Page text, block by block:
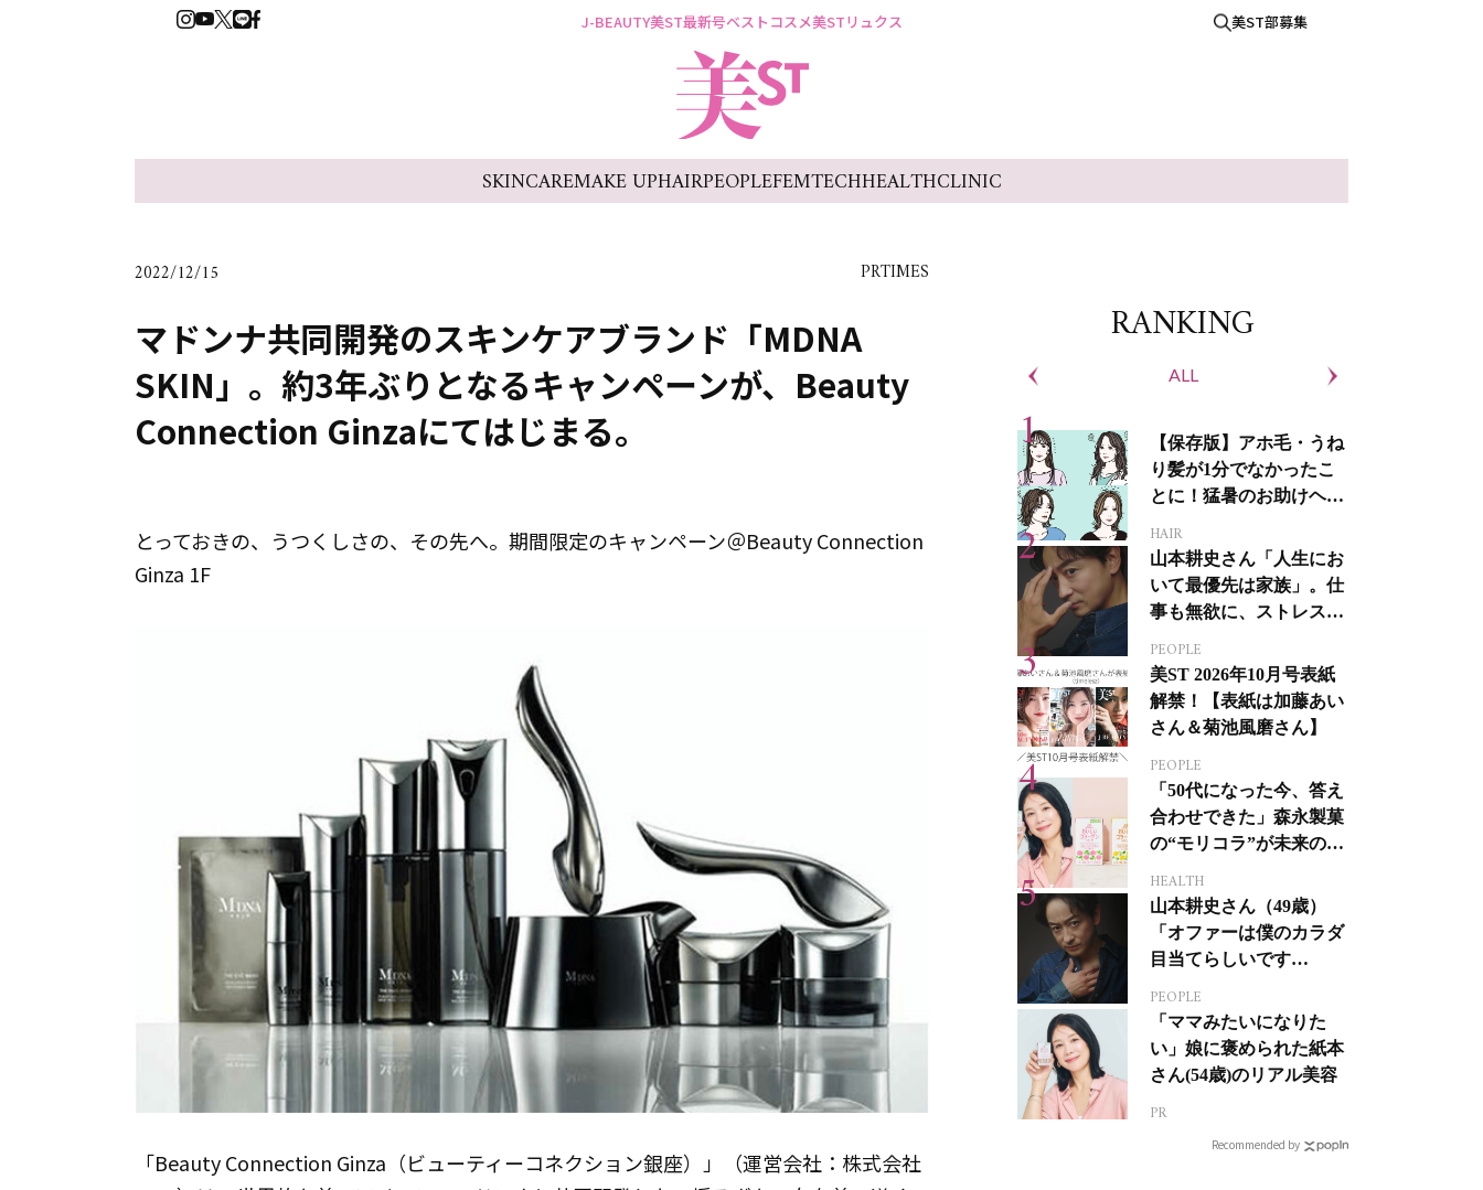
J-BEAUTY美ST最新号ベストコスメ美STリュクス 美ST部募集
SKINCAREMAKE UPHAIRPEOPLEFEMTECHHEALTHCLINIC
2022/12/15 PRTIMES
マドンナ共同開発のスキンケアブランド「MDNA
SKIN」。約3年ぶりとなるキャンペーンが、Beauty
Connection Ginzaにてはじまる。
とっておきの、うつくしさの、その先へ。期間限定のキャンペーン＠Beauty Connection
Ginza 1F
「Beauty Connection Ginza（ビューティーコネクション銀座）」（運営会社：株式会社
RANKING
ALL
【保存版】アホ毛・うね
り髪が1分でなかったこ
とに！猛暑のお助けヘア
HAIR
山本耕史さん「人生にお
いて最優先は家族」。仕
事も無欲に、ストレスを
PEOPLE
美ST 2026年10月号表紙
解禁！【表紙は加藤あい
さん＆菊池風磨さん】
PEOPLE
「50代になった今、答え
合わせできた」森永製菓
の“モリコラ”が未来のキ
HEALTH
山本耕史さん（49歳）
「オファーは僕のカラダ
目当てらしいです
ジカルへの挑戦
PEOPLE
「ママみたいになりた
い」娘に褒められた紙本
さん(54歳)のリアル美容
PR
Recommended by